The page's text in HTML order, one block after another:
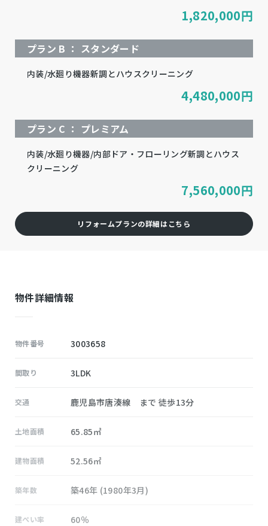
1,820,000円
プラン B ： スタンダード
内装/水廻り機器新調とハウスクリーニング
4,480,000円
プラン C ： プレミアム
内装/水廻り機器/内部ドア・フローリング新調とハウス
クリーニング
7,560,000円
リフォームプランの詳細はこちら
物件詳細情報
物件番号 3003658
間取り 3LDK
交通 鹿児島市唐湊線 まで 徒歩13分
土地面積 65.85㎡
建物面積 52.56㎡
築年数 築46年 (1980年3月)
建ぺい率 60％